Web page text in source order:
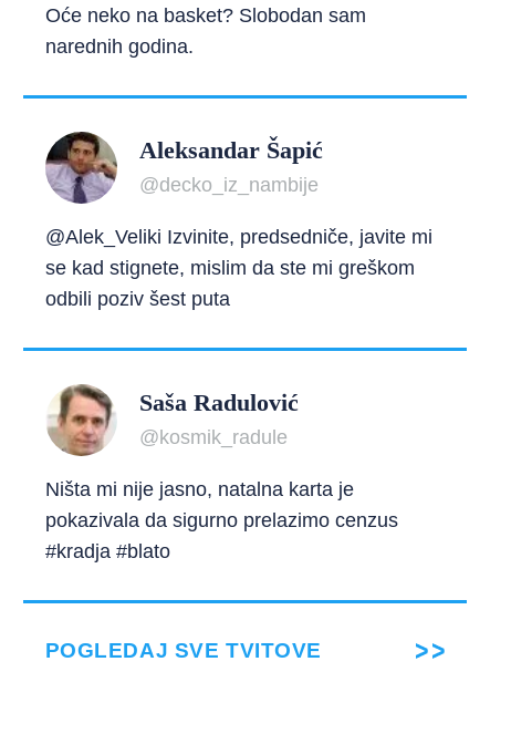
Oće neko na basket? Slobodan sam
narednih godina.
Aleksandar Šapić
@decko_iz_nambije
@Alek_Veliki Izvinite, predsedniče, javite mi
se kad stignete, mislim da ste mi greškom
odbili poziv šest puta
Saša Radulović
@kosmik_radule
Ništa mi nije jasno, natalna karta je
pokazivala da sigurno prelazimo cenzus
#kradja #blato
POGLEDAJ SVE TVITOVE